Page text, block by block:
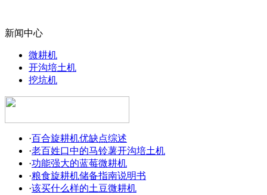
新闻中心
微耕机
开沟培土机
挖坑机
·百合旋耕机优缺点综述
·老百姓口中的马铃薯开沟培土机
·功能强大的蓝莓微耕机
·粮食旋耕机储备指南说明书
·该买什么样的土豆微耕机